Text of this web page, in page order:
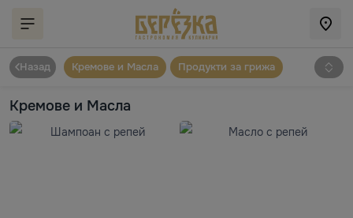
Назад Кремове и Масла Продукти за грижа
Кремове и Масла